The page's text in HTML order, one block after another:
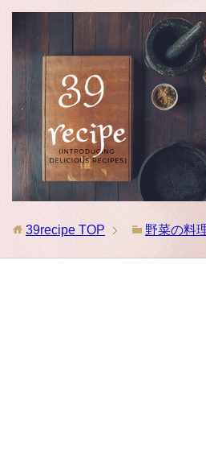
39recipe TOP 野菜の料